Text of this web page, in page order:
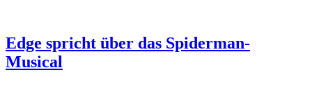
Edge spricht über das Spiderman-
Musical